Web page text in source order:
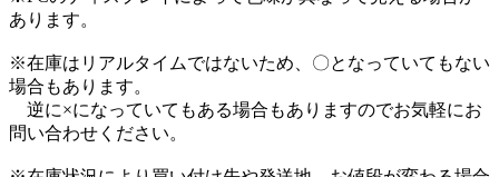
あります。
※在庫はリアルタイムではないため、〇となっていてもない
場合もあります。
逆に×になっていてもある場合もありますのでお気軽にお
問い合わせください。